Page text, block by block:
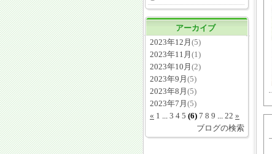
アーカイブ
2023年12月 (5)
2023年11月 (1)
2023年10月 (2)
2023年9月 (5)
2023年8月 (5)
2023年7月 (5)
« 1 ... 3 4 5 (6) 7 8 9 ... 22 »
ブログの検索